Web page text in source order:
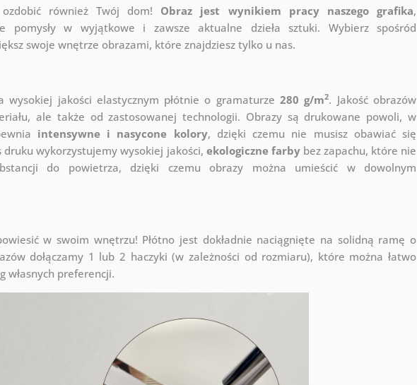
również Twój dom! Obraz jest wynikiem pracy naszego grafika,
pomysły w wyjątkowe i zawsze aktualne dzieła sztuki. Wybierz spośród
swoje wnętrze obrazami, które znajdziesz tylko u nas.
wysokiej jakości elastycznym płótnie o gramaturze280 g/m2. Jakość obrazów
ale także od zastosowanej technologii. Obrazy są drukowane powoli, w
intensywne i nasycone kolory, dzięki czemu nie musisz obawiać się
druku wykorzystujemy wysokiej jakości, ekologiczne farbybez zapachu, które nie
do powietrza, dzięki czemu obrazy można umieścić w dowolnym
w swoim wnętrzu! Płótno jest dokładnie naciągnięte na solidną ramę o
dołączamy 1 lub 2 haczyki (w zależności od rozmiaru), które można łatwo
własnych preferencji.